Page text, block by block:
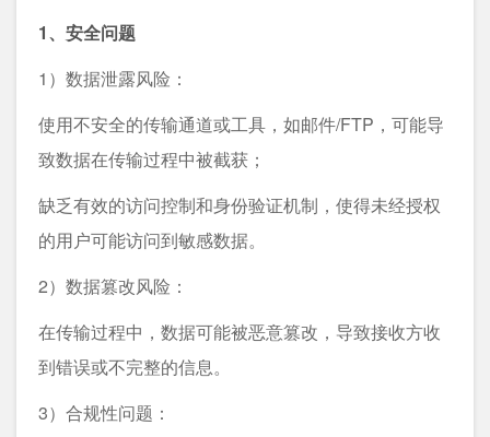
1、安全问题
1）数据泄露风险：
使用不安全的传输通道或工具，如邮件/FTP，可能导
致数据在传输过程中被截获；
缺乏有效的访问控制和身份验证机制，使得未经授权
的用户可能访问到敏感数据。
2）数据篡改风险：
在传输过程中，数据可能被恶意篡改，导致接收方收
到错误或不完整的信息。
3）合规性问题：